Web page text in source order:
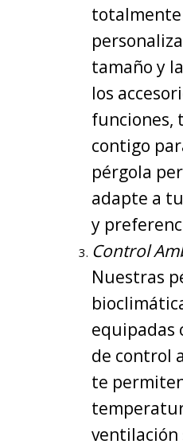
totalmente
tamaño y
los
funciones,
contigo
pérgola
adapte a
y
Control
Nuestras
equipadas
de control
te
ventilación